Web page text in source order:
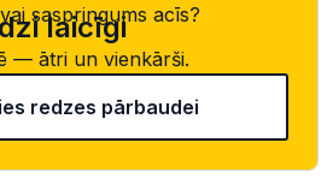
saspringums acīs?
laicīgi
— ātri un vienkārši.
redzes pārbaudei